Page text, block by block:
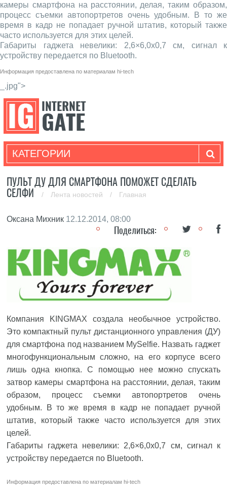
камеры смартфона на расстоянии, делая, таким образом,
процесс съемки автопортретов очень удобным. В то же
время в кадр не попадает ручной штатив, который также
часто используется для этих целей.
Габариты гаджета невелики: 2,6×6,0x0,7 см, сигнал к
устройству передается по Bluetooth.
Информация предоставлена по материалам hi-tech
_.jpg">
КАТЕГОРИИ
ПУЛЬТ ДУ ДЛЯ СМАРТФОНА ПОМОЖЕТ СДЕЛАТЬ
СЕЛФИ
/ Лента новостей / Главная
Оксана Михник 12.12.2014, 08:00
Поделиться:
Компания KINGMAX создала необычное устройство.
Это компактный пульт дистанционного управления (ДУ)
для смартфона под названием MySelfie. Назвать гаджет
многофункциональным сложно, на его корпусе всего
лишь одна кнопка. С помощью нее можно спускать
затвор камеры смартфона на расстоянии, делая, таким
образом, процесс съемки автопортретов очень
удобным. В то же время в кадр не попадает ручной
штатив, который также часто используется для этих
целей.
Габариты гаджета невелики: 2,6×6,0x0,7 см, сигнал к
устройству передается по Bluetooth.
Информация предоставлена по материаламhi-tech